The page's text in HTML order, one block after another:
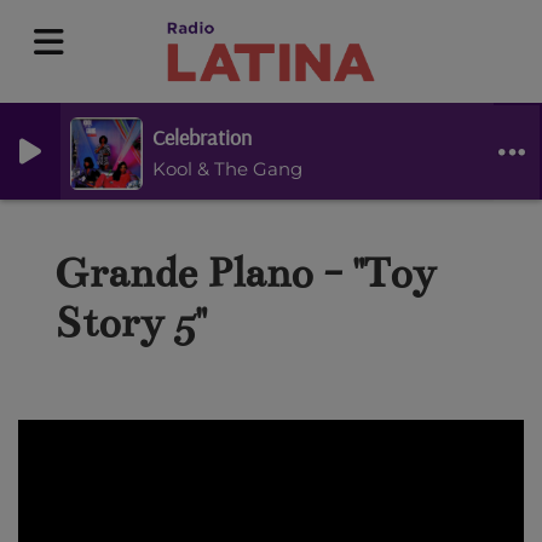
Celebration
Kool & The Gang
Grande Plano - "Toy
Story 5"